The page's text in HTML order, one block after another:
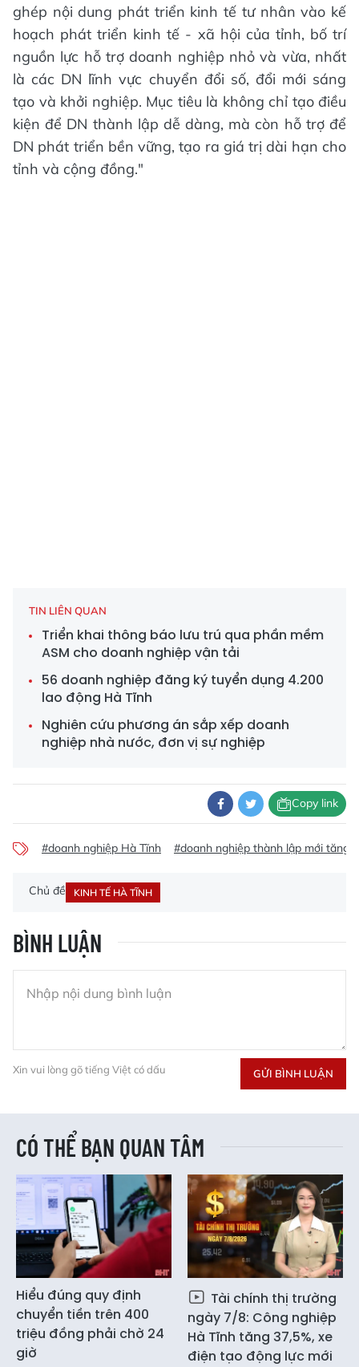
ghép nội dung phát triển kinh tế tư nhân vào kế
hoạch phát triển kinh tế - xã hội của tỉnh, bố trí
nguồn lực hỗ trợ doanh nghiệp nhỏ và vừa, nhất
là các DN lĩnh vực chuyển đổi số, đổi mới sáng
tạo và khởi nghiệp. Mục tiêu là không chỉ tạo điều
kiện để DN thành lập dễ dàng, mà còn hỗ trợ để
DN phát triển bền vững, tạo ra giá trị dài hạn cho
tỉnh và cộng đồng."
TIN LIÊN QUAN
Triển khai thông báo lưu trú qua phần mềm
ASM cho doanh nghiệp vận tải
56 doanh nghiệp đăng ký tuyển dụng 4.200
lao động Hà Tĩnh
Nghiên cứu phương án sắp xếp doanh
nghiệp nhà nước, đơn vị sự nghiệp
Copy link
#doanh nghiệp Hà Tĩnh #doanh nghiệp thành lập mới tăng
Chủ đề KINH TẾ HÀ TĨNH
BÌNH LUẬN
Xin vui lòng gõ tiếng Việt có dấu GỬI BÌNH LUẬN
CÓ THỂ BẠN QUAN TÂM
Hiểu đúng quy định
chuyển tiền trên 400
triệu đồng phải chờ 24
giờ
Tài chính thị trường
ngày 7/8: Công nghiệp
Hà Tĩnh tăng 37,5%, xe
điện tạo động lực mới